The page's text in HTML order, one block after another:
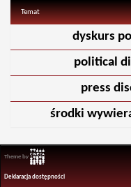
Temat
dyskurs
political
press
środki
Theme by
Deklaracja dostępności